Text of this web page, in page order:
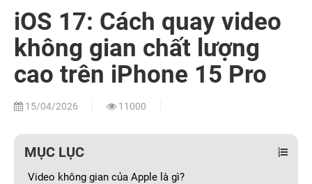
iOS 17: Cách quay video
không gian chất lượng
cao trên iPhone 15 Pro
15/04/2026 11000
MỤC LỤC
Video không gian của Apple là gì?